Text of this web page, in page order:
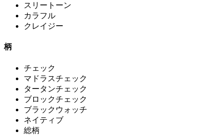
スリートーン
カラフル
クレイジー
柄
チェック
マドラスチェック
タータンチェック
ブロックチェック
ブラックウォッチ
ネイティブ
総柄